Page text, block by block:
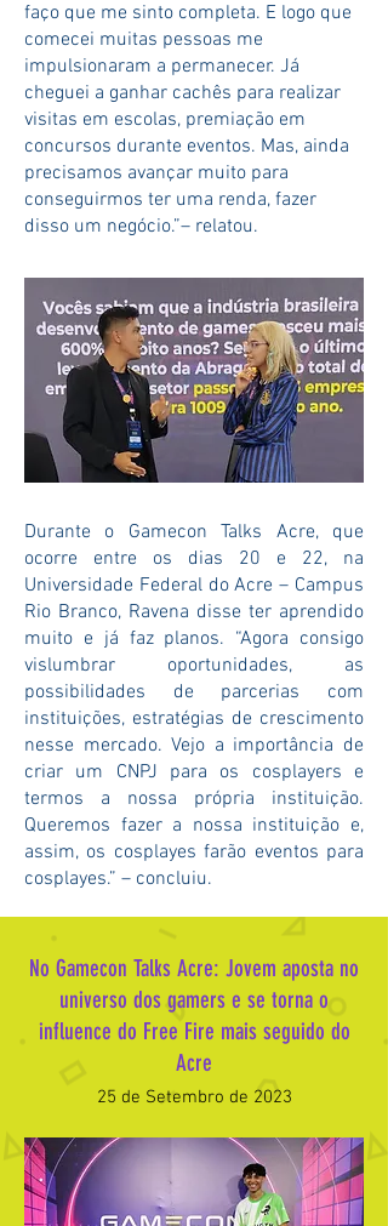
faço que me sinto completa. E logo que
comecei muitas pessoas me
impulsionaram a permanecer. Já
cheguei a ganhar cachês para realizar
visitas em escolas, premiação em
concursos durante eventos. Mas, ainda
precisamos avançar muito para
conseguirmos ter uma renda, fazer
disso um negócio.”– relatou.
Durante o Gamecon Talks Acre, que
ocorre entre os dias 20 e 22, na
Universidade Federal do Acre – Campus
Rio Branco, Ravena disse ter aprendido
muito e já faz planos. “Agora consigo
vislumbrar oportunidades, as
possibilidades de parcerias com
instituições, estratégias de crescimento
nesse mercado. Vejo a importância de
criar um CNPJ para os cosplayers e
termos a nossa própria instituição.
Queremos fazer a nossa instituição e,
assim, os cosplayes farão eventos para
cosplayes.” – concluiu.
No Gamecon Talks Acre: Jovem aposta no
universo dos gamers e se torna o
influence do Free Fire mais seguido do
Acre
25 de Setembro de 2023